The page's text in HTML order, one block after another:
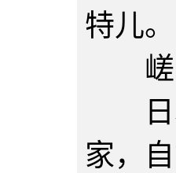
特儿。
嵯峨
日本
家，